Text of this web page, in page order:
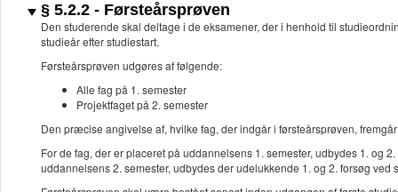
§ 5.2.2 - Førsteårsprøven
Den studerende skal deltage i de eksamener, der i henhold til
studieår efter studiestart.
Førsteårsprøven udgøres af følgende:
Alle fag på 1. semester
Projektfaget på 2. semester
Den præcise angivelse af, hvilke fag, der indgår i førsteårsprøven,
For de fag, der er placeret på uddannelsens 1. semester, udbydes 1. og
uddannelsens 2. semester, udbydes der udelukkende 1. og 2. forsøg